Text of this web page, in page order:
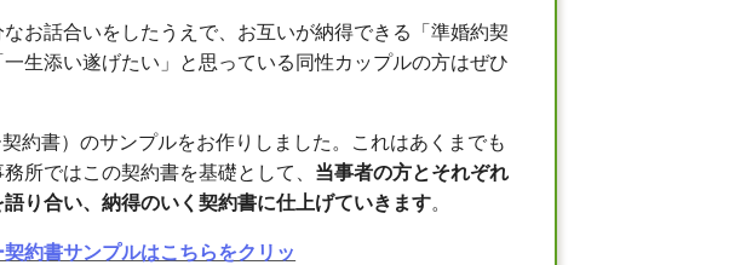
お話合いをしたうえで、お互いが納得できる「準婚約契
生添い遂げたい」と思っている同性カップルの方はぜひ
約書）のサンプルをお作りしました。これはあくまでも
所ではこの契約書を基礎として、 当事者の方とそれぞれ
り合い、納得のいく契約書に仕上げていきます。
契約書サンプルはこちらをクリッ